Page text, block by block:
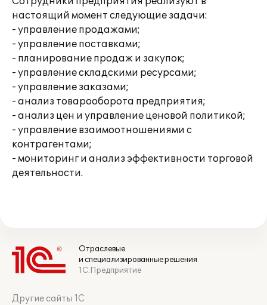
настоящий момент следующие задачи:
- управление продажами;
- управление поставками;
- планирование продаж и закупок;
- управление складскими ресурсами;
- управление заказами;
- анализ товарооборота предприятия;
- анализ цен и управление ценовой политикой;
- управление взаимоотношениями с
контрагентами;
- мониторинг и анализ эффективности торговой
деятельности.
Отраслевые
и специализированные решения
1С:Предприятие
Другие сайты 1С